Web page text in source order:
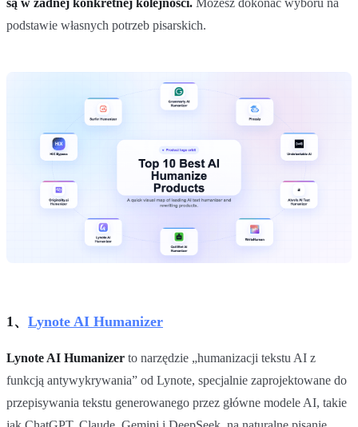
podstawie własnych potrzeb pisarskich.
1、 Lynote AI Humanizer
Lynote AI Humanizer to narzędzie „humanizacji tekstu AI z
funkcją antywykrywania” od Lynote, specjalnie zaprojektowane do
przepisywania tekstu generowanego przez główne modele AI, takie